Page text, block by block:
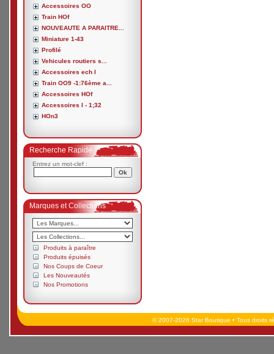
Accessoires OO
Train HOf
NOUVEAUTE A PARAITRE...
Miniature 1-43
Profilé
Vehicules routiers s...
Accessoires ech I
Train OO9 -1:76ème a...
Accessoires HOf
Accessoires I - 1;32
HOn3
Recherche Rapide
Entrez un mot-clef :
Marques et Collections
Produits à paraître
Produits épuisés
Nos Coups de Coeur
Les Nouveautés
Nos Promotions
© 2007-2026 Star Boutique • Tous droits